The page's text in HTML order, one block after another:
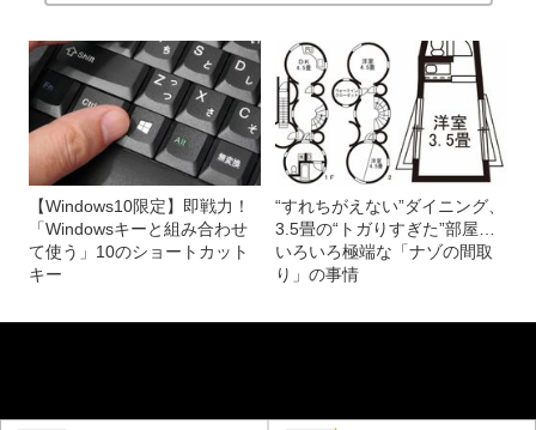
【Windows10限定】即戦力！
「Windowsキーと組み合わせ
て使う」10のショートカット
キー
“すれちがえない”ダイニング、
3.5畳の“トガりすぎた”部屋…
いろいろ極端な「ナゾの間取
り」の事情